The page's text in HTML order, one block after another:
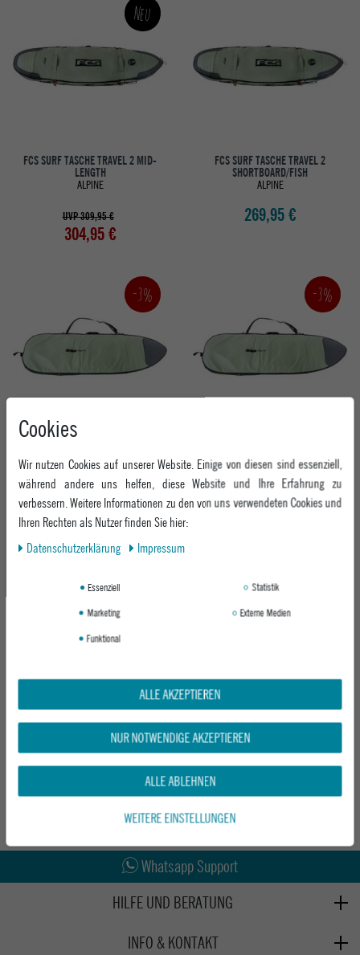
Neu
FCS SURF TASCHE TRAVEL 2 MID-
LENGTH
ALPINE
UVP 309,95 €
304,95 €
FCS SURF TASCHE TRAVEL 2
SHORTBOARD/FISH
ALPINE
269,95 €
-3%
FCS SURF TASCHE DAY RUNNER MID
ALPINE
UVP 169,95 €
164,95 €
-3%
ALPINE
UVP 139,95 €
135,95 €
FCS SURF TASCHE CLASSIC COVER
SHORTBOARD
Whatsapp Support
HILFE UND BERATUNG
INFO & KONTAKT
Cookies
Wir nutzen Cookies auf unserer Website. Einige von diesen sind essenziell,
während andere uns helfen, diese Website und Ihre Erfahrung zu
verbessern. Weitere Informationen zu den von uns verwendeten Cookies und
Ihren Rechten als Nutzer finden Sie hier:
Daten­schutz­erklärung
Impressum
Essenziell
Statistik
Marketing
Externe Medien
Funktional
ALLE AKZEPTIEREN
NUR NOTWENDIGE AKZEPTIEREN
ALLE ABLEHNEN
WEITERE EINSTELLUNGEN